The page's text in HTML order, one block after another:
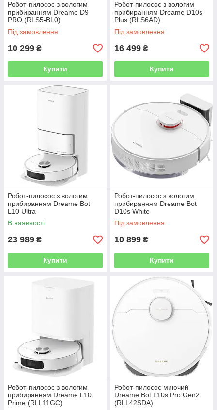
Робот-пилосос з вологим
прибиранням Dreame D9
PRO (RLS5-BL0)
Під замовлення
10 299 ₴
Купити
Робот-пилосос з вологим
прибиранням Dreame D10s
Plus (RLS6AD)
Під замовлення
16 499 ₴
Купити
Робот-пилосос з вологим
прибиранням Dreame Bot
L10 Ultra
В наявності
23 989 ₴
Купити
Робот-пилосос з вологим
прибиранням Dreame Bot
D10s White
Під замовлення
10 899 ₴
Купити
Робот-пилосос з вологим
прибиранням Dreame L10
Prime (RLL11GC)
Робот-пилосос миючий
Dreame Bot L10s Pro Gen2
(RLL42SDA)